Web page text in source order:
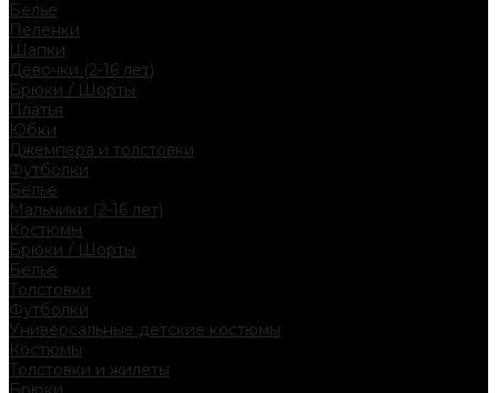
Белье
Пеленки
Шапки
Девочки (2-16 лет)
Брюки / Шорты
Платья
Юбки
Джемпера и толстовки
Футболки
Белье
Мальчики (2-16 лет)
Костюмы
Брюки / Шорты
Белье
Толстовки
Футболки
Универсальные детские костюмы
Костюмы
Толстовки и жилеты